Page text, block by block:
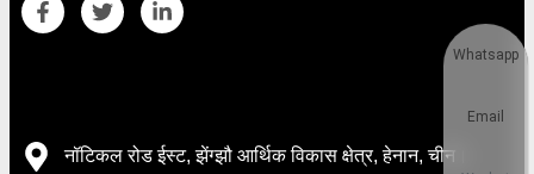
नॉटिकल रोड ईस्ट, झेंग्झौ आर्थिक विकास क्षेत्र, हेनान, चीन।
Whatsapp
Email